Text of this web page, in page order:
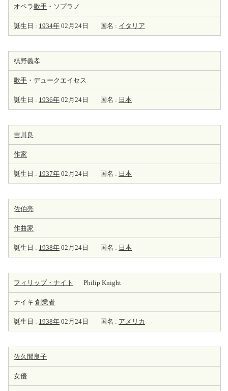
オペラ歌手 ・ソプラノ
誕生日 : 1934年 02月24日 国名 : イタリア
槙野義孝
歌手 ・デュークエイセス
誕生日 : 1936年 02月24日 国名 : 日本
吉川良
作家
誕生日 : 1937年 02月24日 国名 : 日本
佐伯亮
作曲家
誕生日 : 1938年 02月24日 国名 : 日本
フィリップ・ナイト Philip Knight
ナイキ 創業者
誕生日 : 1938年 02月24日 国名 : アメリカ
佐久間良子
女優